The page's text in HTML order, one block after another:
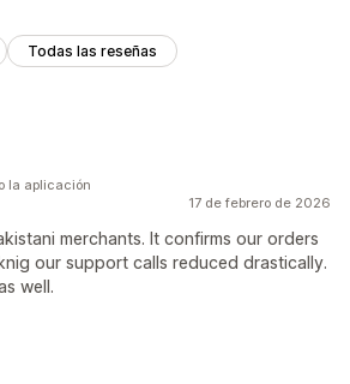
Todas las reseñas
17 de febrero de 2026
merchants. It confirms our orders
our support calls reduced drastically.
well.
la aplicación